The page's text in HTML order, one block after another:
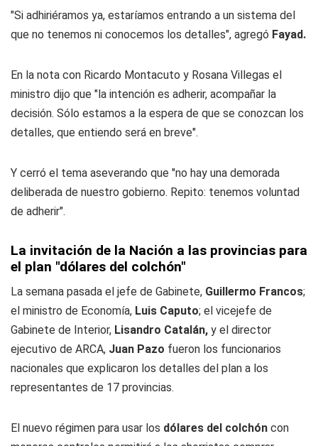
"Si adhiriéramos ya, estaríamos entrando a un sistema del
que no tenemos ni conocemos los detalles", agregó Fayad.
En la nota con Ricardo Montacuto y Rosana Villegas el
ministro dijo que "la intención es adherir, acompañar la
decisión. Sólo estamos a la espera de que se conozcan los
detalles, que entiendo será en breve".
Y cerró el tema aseverando que "no hay una demorada
deliberada de nuestro gobierno. Repito: tenemos voluntad
de adherir".
La invitación de la Nación a las provincias para
el plan "dólares del colchón"
La semana pasada el jefe de Gabinete, Guillermo Francos;
el ministro de Economía, Luis Caputo; el vicejefe de
Gabinete de Interior, Lisandro Catalán, y el director
ejecutivo de ARCA, Juan Pazo fueron los funcionarios
nacionales que explicaron los detalles del plan a los
representantes de 17 provincias.
El nuevo régimen para usar los dólares del colchón con